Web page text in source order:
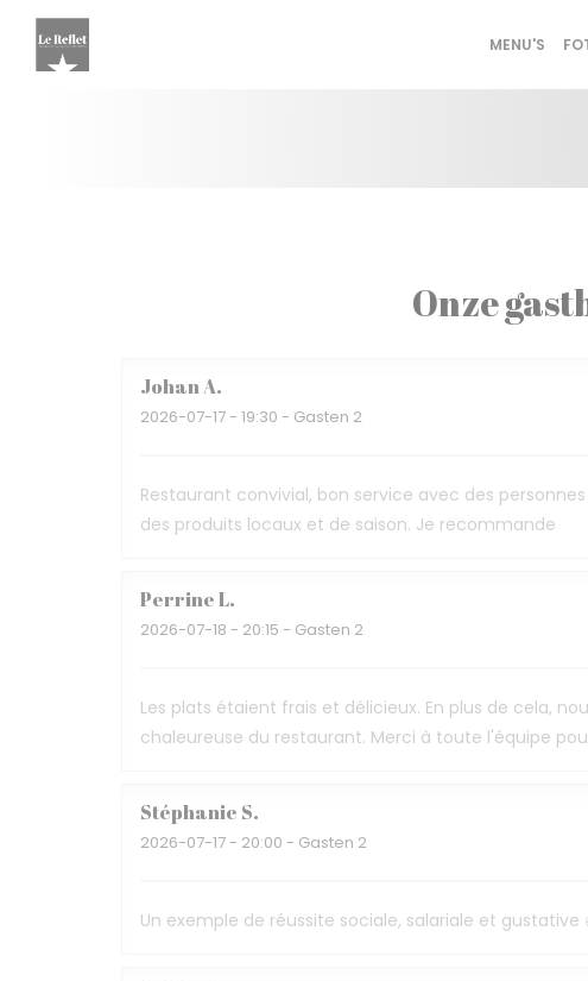
Cookies beheer paneel
MENU'S
Onze
JohanA
2026-07-17 - 19:30 - Gasten 2
Restaurant convivial, bon service avec des
des produits locaux et de saison. Je recommande
PerrineL
2026-07-18 - 20:15 - Gasten 2
Les plats étaient frais et délicieux. En plus de cela,
chaleureuse du restaurant. Merci à toute l'équipe
Stéphanie S
2026-07-17 - 20:00 - Gasten 2
Un exemple de réussite sociale, salariale et